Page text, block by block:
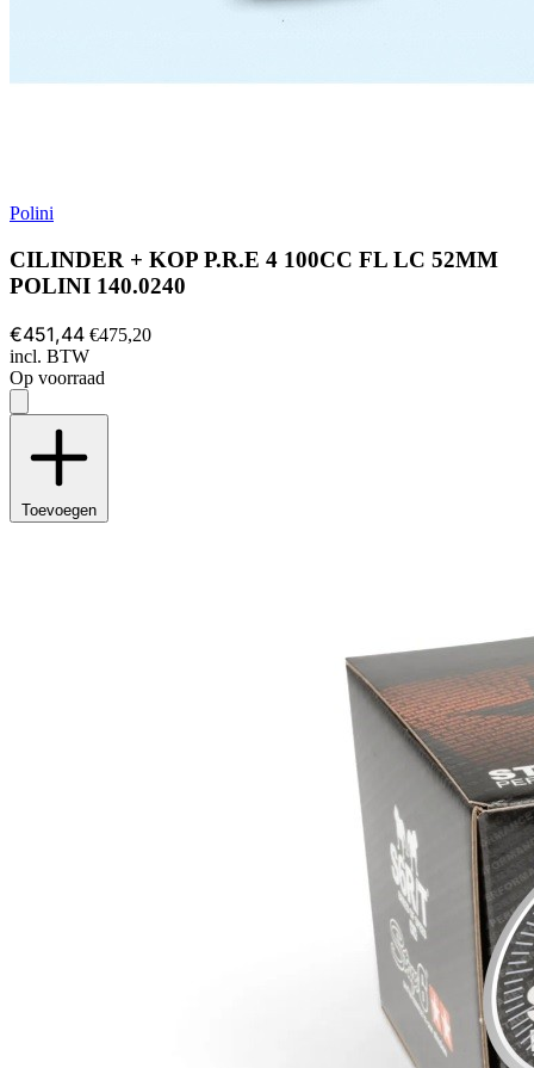
Polini
CILINDER + KOP P.R.E 4 100CC FL LC 52MM
POLINI 140.0240
€451,44 €475,20
incl. BTW
Op voorraad
Toevoegen